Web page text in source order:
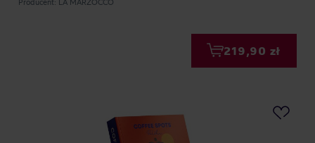
Producent: LA MARZOCCO
219,90 zł